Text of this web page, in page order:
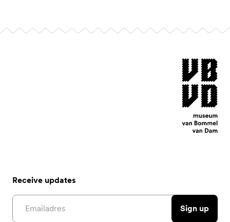
museum van
Receive updates
Email address
Sign up